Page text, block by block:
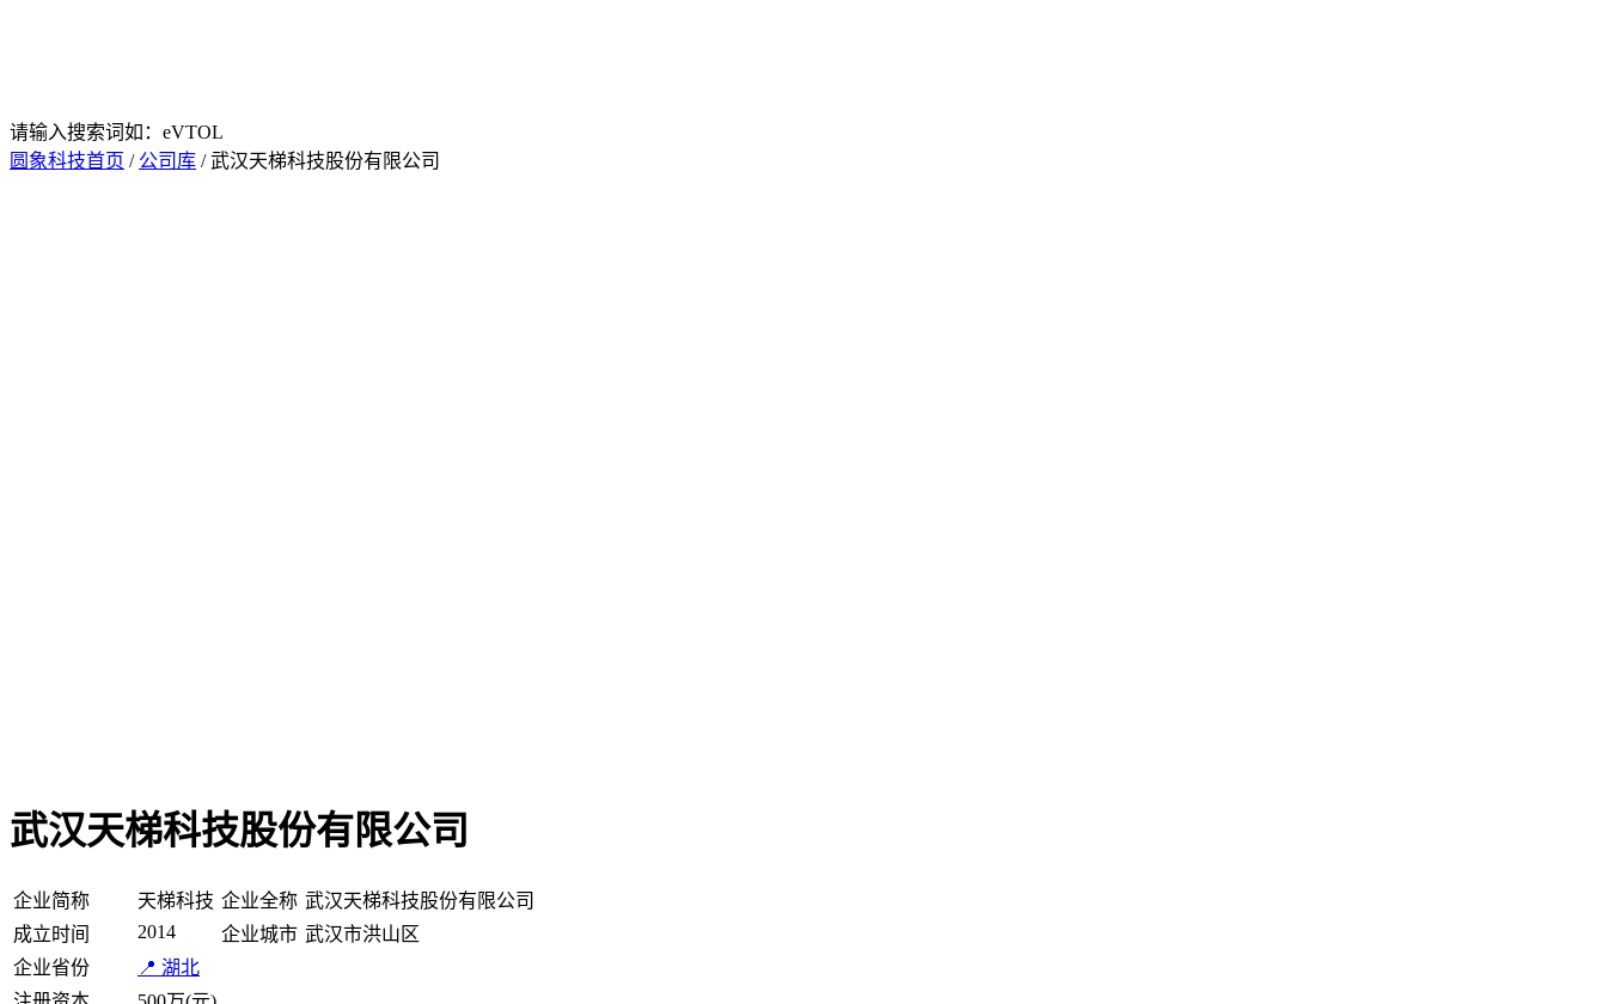
请输入搜索词如：eVTOL
圆象科技首页 / 公司库 / 武汉天梯科技股份有限公司
武汉天梯科技股份有限公司
企业简称 天梯科技 企业全称 武汉天梯科技股份有限公司
成立时间
2014 企业城市 武汉市洪山区
企业省份
📍 湖北